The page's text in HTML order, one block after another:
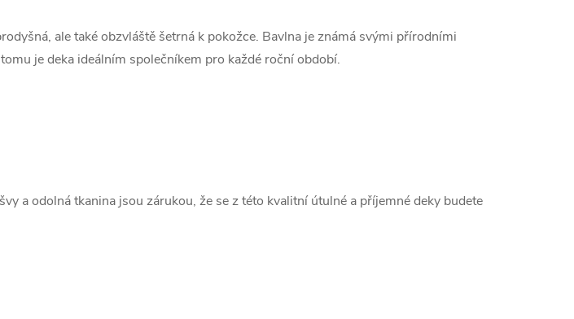
ale také obzvláště šetrná k pokožce. Bavlna je známá svými přírodními
je deka ideálním společníkem pro každé roční období.
a odolná tkanina jsou zárukou, že se z této kvalitní útulné a příjemné deky budete